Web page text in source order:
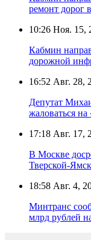
ремонт дорог
10:26 Ноя. 15,
Кабмин
дорожной
16:52 Авг. 28,
Депутат
жаловаться
17:18 Авг. 17,
В Москве
Тверской-
18:58 Авг. 4,
Минтранс
млрд рублей